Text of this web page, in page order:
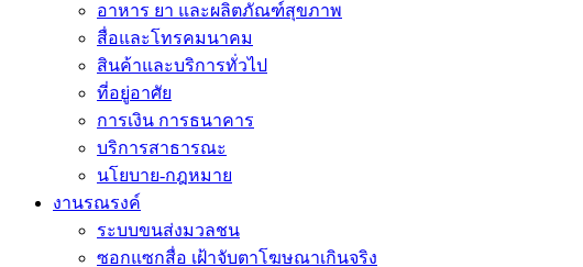
อาหาร ยา และผลิตภัณฑ์สุขภาพ
สื่อและโทรคมนาคม
สินค้าและบริการทั่วไป
ที่อยู่อาศัย
การเงิน การธนาคาร
บริการสาธารณะ
นโยบาย-กฎหมาย
งานรณรงค์
ระบบขนส่งมวลชน
ซอกแซกสื่อ เฝ้าจับตาโฆษณาเกินจริง